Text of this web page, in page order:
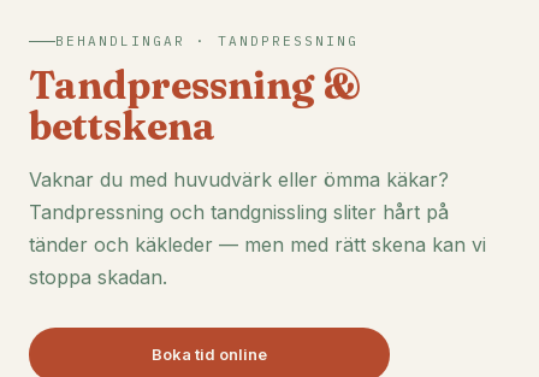
BEHANDLINGAR · TANDPRESSNING
Tandpressning &
bettskena
Vaknar du med huvudvärk eller ömma käkar?
Tandpressning och tandgnissling sliter hårt på
tänder och käkleder — men med rätt skena kan vi
stoppa skadan.
Boka tid online